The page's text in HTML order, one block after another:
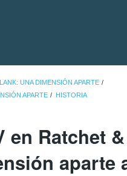
UNA DIMENSIÓN APARTE
APARTE
HISTORIA
en Ratchet
aparte